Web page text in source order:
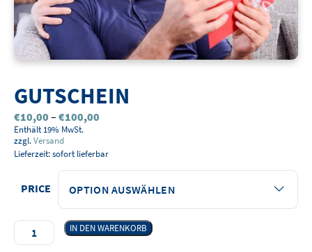
GUTSCHEIN
€10,00 – €100,00
€100,00
Enthält 19% MwSt.
zzgl.Versand
Lieferzeit: sofort lieferbar
PRICE
Gutschein
Menge
IN DEN WARENKORB